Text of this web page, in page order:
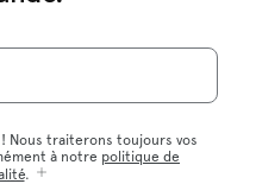
Nous traiterons toujours vos
à notre politique de
.